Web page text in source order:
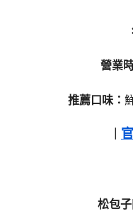
營業
推薦口味：
松包子